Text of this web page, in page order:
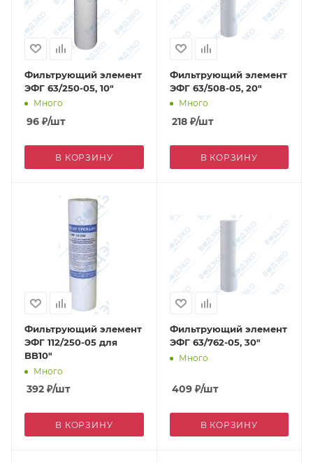
Фильтрующий элемент
ЭФГ 63/250-05, 10"
Много
96 ₽/шт
В КОРЗИНУ
Фильтрующий элемент
ЭФГ 63/508-05, 20"
Много
218₽/шт
В КОРЗИНУ
Фильтрующий элемент
ЭФГ 112/250-05 для
BB10"
Много
392 ₽/шт
В КОРЗИНУ
Фильтрующий элемент
ЭФГ 63/762-05, 30"
Много
409₽/шт
В КОРЗИНУ